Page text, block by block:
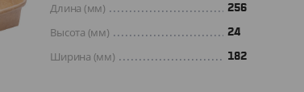
Длина (мм) 256
Высота (мм) 24
Ширина (мм) 182